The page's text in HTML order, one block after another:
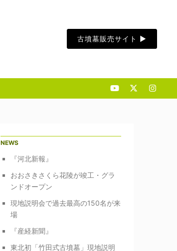
古墳墓販売サイト ▶︎
NEWS
『河北新報』
おおさきさくら花陵が竣工・グラ
ンドオープン
現地説明会で過去最高の150名が来
場
『産経新聞』
東北初「竹田式古墳墓」現地説明